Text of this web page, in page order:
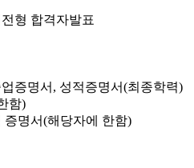
증명서, 성적증명서(최종학력)
함)
증명서(해당자에 한함)